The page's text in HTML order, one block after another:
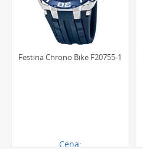
Festina Chrono Bike F20755-1
Cena: